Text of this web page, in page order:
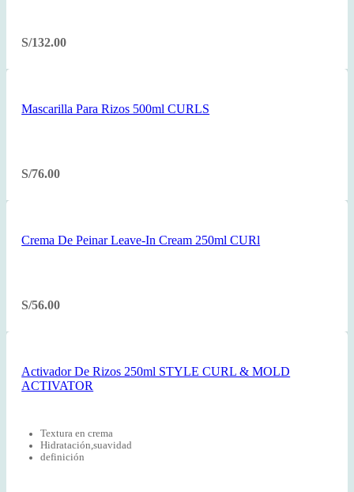
S/132.00
Mascarilla Para Rizos 500ml CURLS
S/76.00
Crema De Peinar Leave-In Cream 250ml CURl
S/56.00
Activador De Rizos 250ml STYLE CURL & MOLD
ACTIVATOR
Textura en crema
Hidratación,suavidad
definición